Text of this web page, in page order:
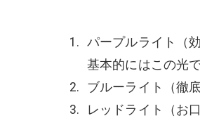
パープルライト（
基本的にはこの光
ブルーライト（徹
レッドライト（お